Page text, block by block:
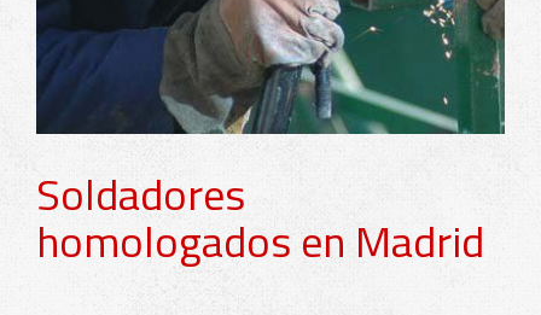
Soldadores
homologados en Madrid